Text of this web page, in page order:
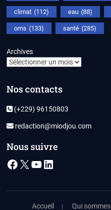
climat (112) eau (88)
oms (133) santé (285)
Archives
Nos contacts
(+229) 96150803
redaction@miodjou.com
Nous suivre
Facebook
X YouTube
LinkedIn
Accueil Qui